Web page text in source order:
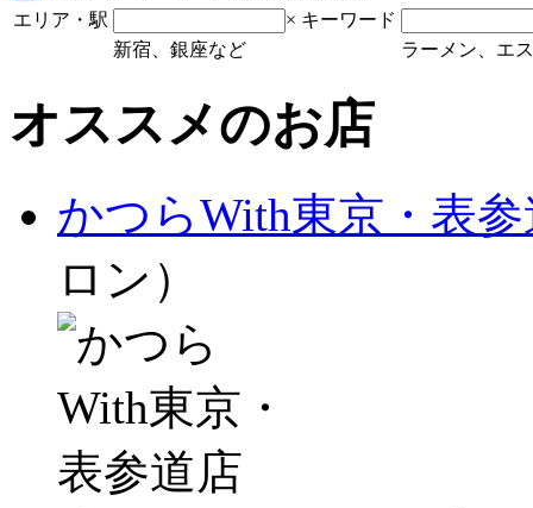
エリア・駅 × キーワード
新宿、銀座など
ラーメン、エ
オススメのお店
かつらWith東京・表
ロン）